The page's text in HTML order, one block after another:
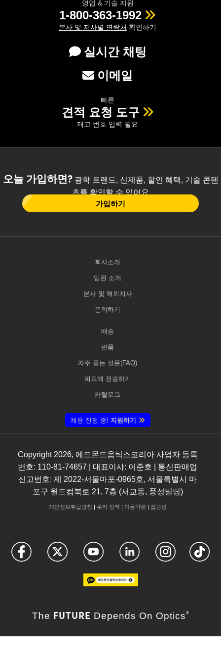
영업 & 기술 지원
1-800-363-1992
본사 및 지사별 연락처 확인하기
실시간 채팅
이메일
빠른
견적 요청 도구
재고 번호 입력 필요
오늘 가입하면?광학 트렌드, 신제품, 할인 혜택, 기술 콘텐
츠를 확인할 수 있어요
가입하기
회사소개
임원 소개
본사 및 해외지사
문의하기
배송
반품
자주 묻는 질문(FAQ)
피드백 전송하기
카탈로그
채용 진행 중! 지원하기
Copyright 2026, 에드몬드옵틱스코리아 사업자 등록
번호: 110-81-74657 | 대표이사: 이준호 | 통신판매업
신고번호: 제 2022-서울마포-0965호, 서울특별시 마
포구 월드컵북로 21, 7층 (서교동, 풍성빌딩)
개인정보취급방침 | 쿠키 정책 | 이용약관| 접근성
The FUTURE Depends On Optics ®